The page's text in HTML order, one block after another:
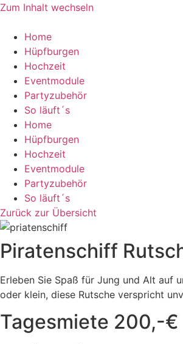
Zum Inhalt wechseln
Home
Hüpfburgen
Hochzeit
Eventmodule
Partyzubehör
So läuft´s
Home
Hüpfburgen
Hochzeit
Eventmodule
Partyzubehör
So läuft´s
Zurück zur Übersicht
Piratenschiff
Erleben Sie Spaß für Jung und Alt auf
oder klein, diese Rutsche verspricht
Tagesmiete 200,-€